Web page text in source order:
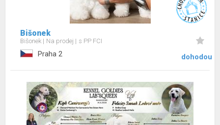
Bišonek
Bišonek Na prodej s PP FCI
Praha 2 dohodou